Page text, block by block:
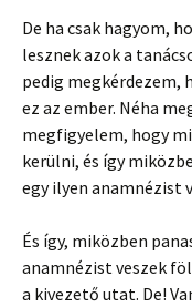
De ha csak hagyom,
lesznek azok a
pedig megkérdezem,
ez az ember. Néha
megfigyelem, hogy
kerülni, és így
egy ilyen anamnézist
És így, miközben
anamnézist veszek
a kivezető utat. De!